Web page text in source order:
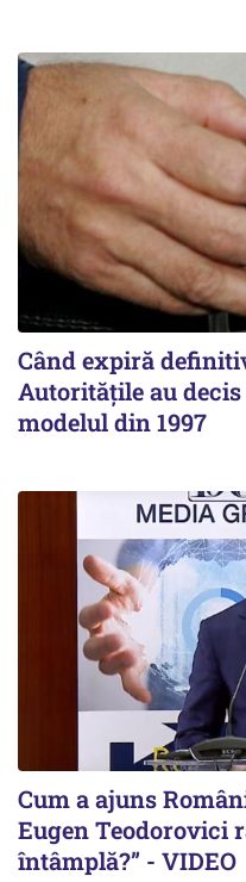
Când expiră
Autoritățile au
modelul din 1997
Cum a ajuns
Eugen Teodorovici
întâmplă?” - VIDEO